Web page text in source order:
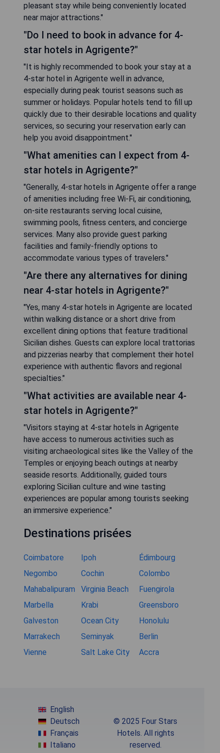
pleasant stay while being conveniently located
near major attractions."
"Do I need to book in advance for 4-
star hotels in Agrigente?"
"It is highly recommended to book your stay at a
4-star hotel in Agrigente well in advance,
especially during peak tourist seasons such as
summer or holidays. Popular hotels tend to fill up
quickly due to their desirable locations and quality
services, so securing your reservation early can
help you avoid disappointment."
"What amenities can I expect from 4-
star hotels in Agrigente?"
"Generally, 4-star hotels in Agrigente offer a range
of amenities including free Wi-Fi, air conditioning,
on-site restaurants serving local cuisine,
swimming pools, fitness centers, and concierge
services. Many also provide guest parking
facilities and family-friendly options to
accommodate various types of travelers."
"Are there any alternatives for dining
near 4-star hotels in Agrigente?"
"Yes, many 4-star hotels in Agrigente are located
within walking distance or a short drive from
excellent dining options that feature traditional
Sicilian dishes. Guests can explore local trattorias
and pizzerias nearby that complement their hotel
experience with authentic flavors and regional
specialties."
"What activities are available near 4-
star hotels in Agrigente?"
"Visitors staying at 4-star hotels in Agrigente
have access to numerous activities such as
visiting archaeological sites like the Valley of the
Temples or enjoying beach outings at nearby
seaside resorts. Additionally, guided tours
exploring Sicilian culture and wine tasting
experiences are popular among tourists seeking
an immersive experience."
Destinations prisées
Coimbatore Ipoh
Édimbourg
Negombo
Cochin
Colombo
Mahabalipuram
Virginia Beach
Fuengirola
Marbella
Krabi
Greensboro
Galveston
Ocean City
Honolulu
Marrakech
Seminyak
Berlin
Vienne
Salt Lake City Accra
English
Deutsch
Français
Italiano
© 2025 Four Stars
Hotels. All rights
reserved.